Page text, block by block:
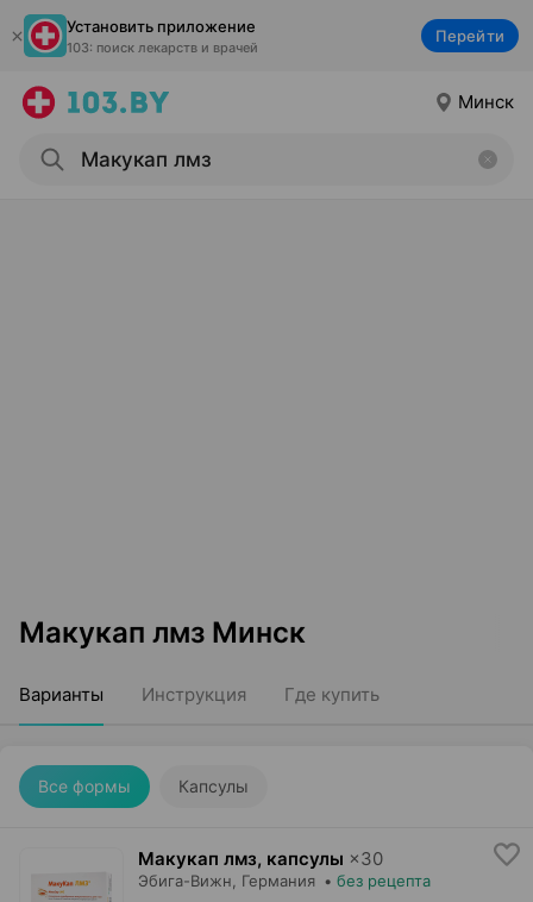
Установить приложение
103: поиск лекарств и врачей
Перейти
Минск
Макукап лмз Минск
Варианты Инструкция Где купить
Все формы Капсулы
Макукап лмз, капсулы ×30
Эбига-Вижн , Германия • без рецепта